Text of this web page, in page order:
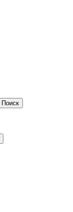
Поиск